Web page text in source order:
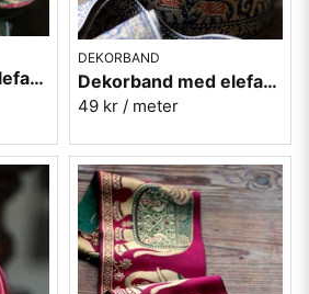
Dekorband med elefanter på rad - grön
DEKORBAND
Dekorband med elefanter på rad - blå
49 kr / meter